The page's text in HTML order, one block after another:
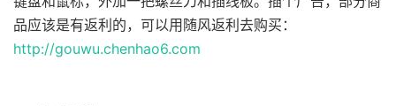
品应该是有返利的，可以用随风返利去购买：
http://gouwu.chenhao6.com